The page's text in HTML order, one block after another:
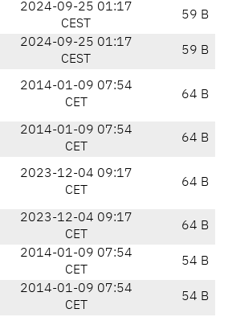
2024-09-25 01:17
CEST
59 B
2024-09-25 01:17
CEST
59 B
2014-01-09 07:54
CET
64 B
2014-01-09 07:54
CET
64 B
2023-12-04 09:17
CET
64 B
2023-12-04 09:17
CET
64 B
2014-01-09 07:54
CET
54 B
2014-01-09 07:54
CET
54 B